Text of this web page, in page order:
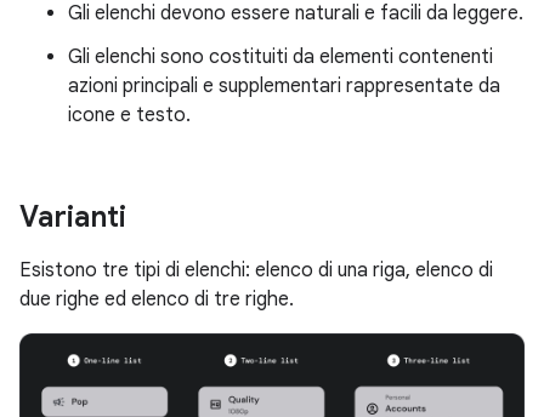
Gli elenchi devono essere naturali e facili da leggere.
Gli elenchi sono costituiti da elementi contenenti
azioni principali e supplementari rappresentate da
icone e testo.
Varianti
Esistono tre tipi di elenchi: elenco di una riga, elenco di
due righe ed elenco di tre righe.